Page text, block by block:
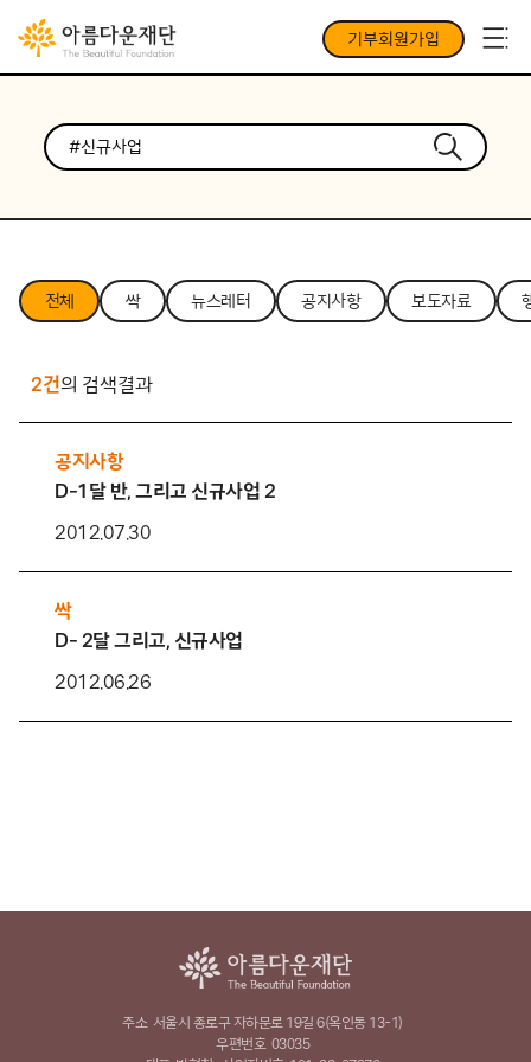
기부회원가입
전체 싹 뉴스레터 공지사항 보도자료
2건의 검색결과
공지사항
D-1달 반, 그리고 신규사업 2
2012.07.30
싹
D- 2달 그리고, 신규사업
2012.06.26
주소 서울시 종로구 자하문로 19길 6(옥인동 13-1)
우편번호 03035